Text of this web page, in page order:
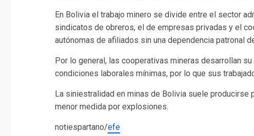
En Bolivia el trabajo minero se divide entre el sector
sindicatos de obreros, el de empresas privadas y el
autónomas de afiliados sin una dependencia patronal
Por lo general, las cooperativas mineras desarrollan
condiciones laborales mínimas, por lo que sus
La siniestralidad en minas de Bolivia suele
menor medida por explosiones.
notiespartano/efe